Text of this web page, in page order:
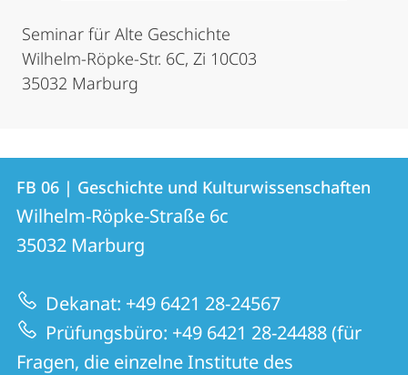
Seminar für Alte Geschichte
Wilhelm-Röpke-Str. 6C, Zi 10C03
35032 Marburg
Kontakt
und
Informationen
zur
Website
Kontaktinformationen
FB
06
|
Geschichte
und
Kulturwissenschaften
FB 06 | Geschichte und Kulturwissenschaften
Wilhelm-Röpke-Straße 6c
35032 Marburg
Dekanat: +49 6421 28-24567
Prüfungsbüro: +49 6421 28-24488 (für
Fragen, die einzelne Institute des